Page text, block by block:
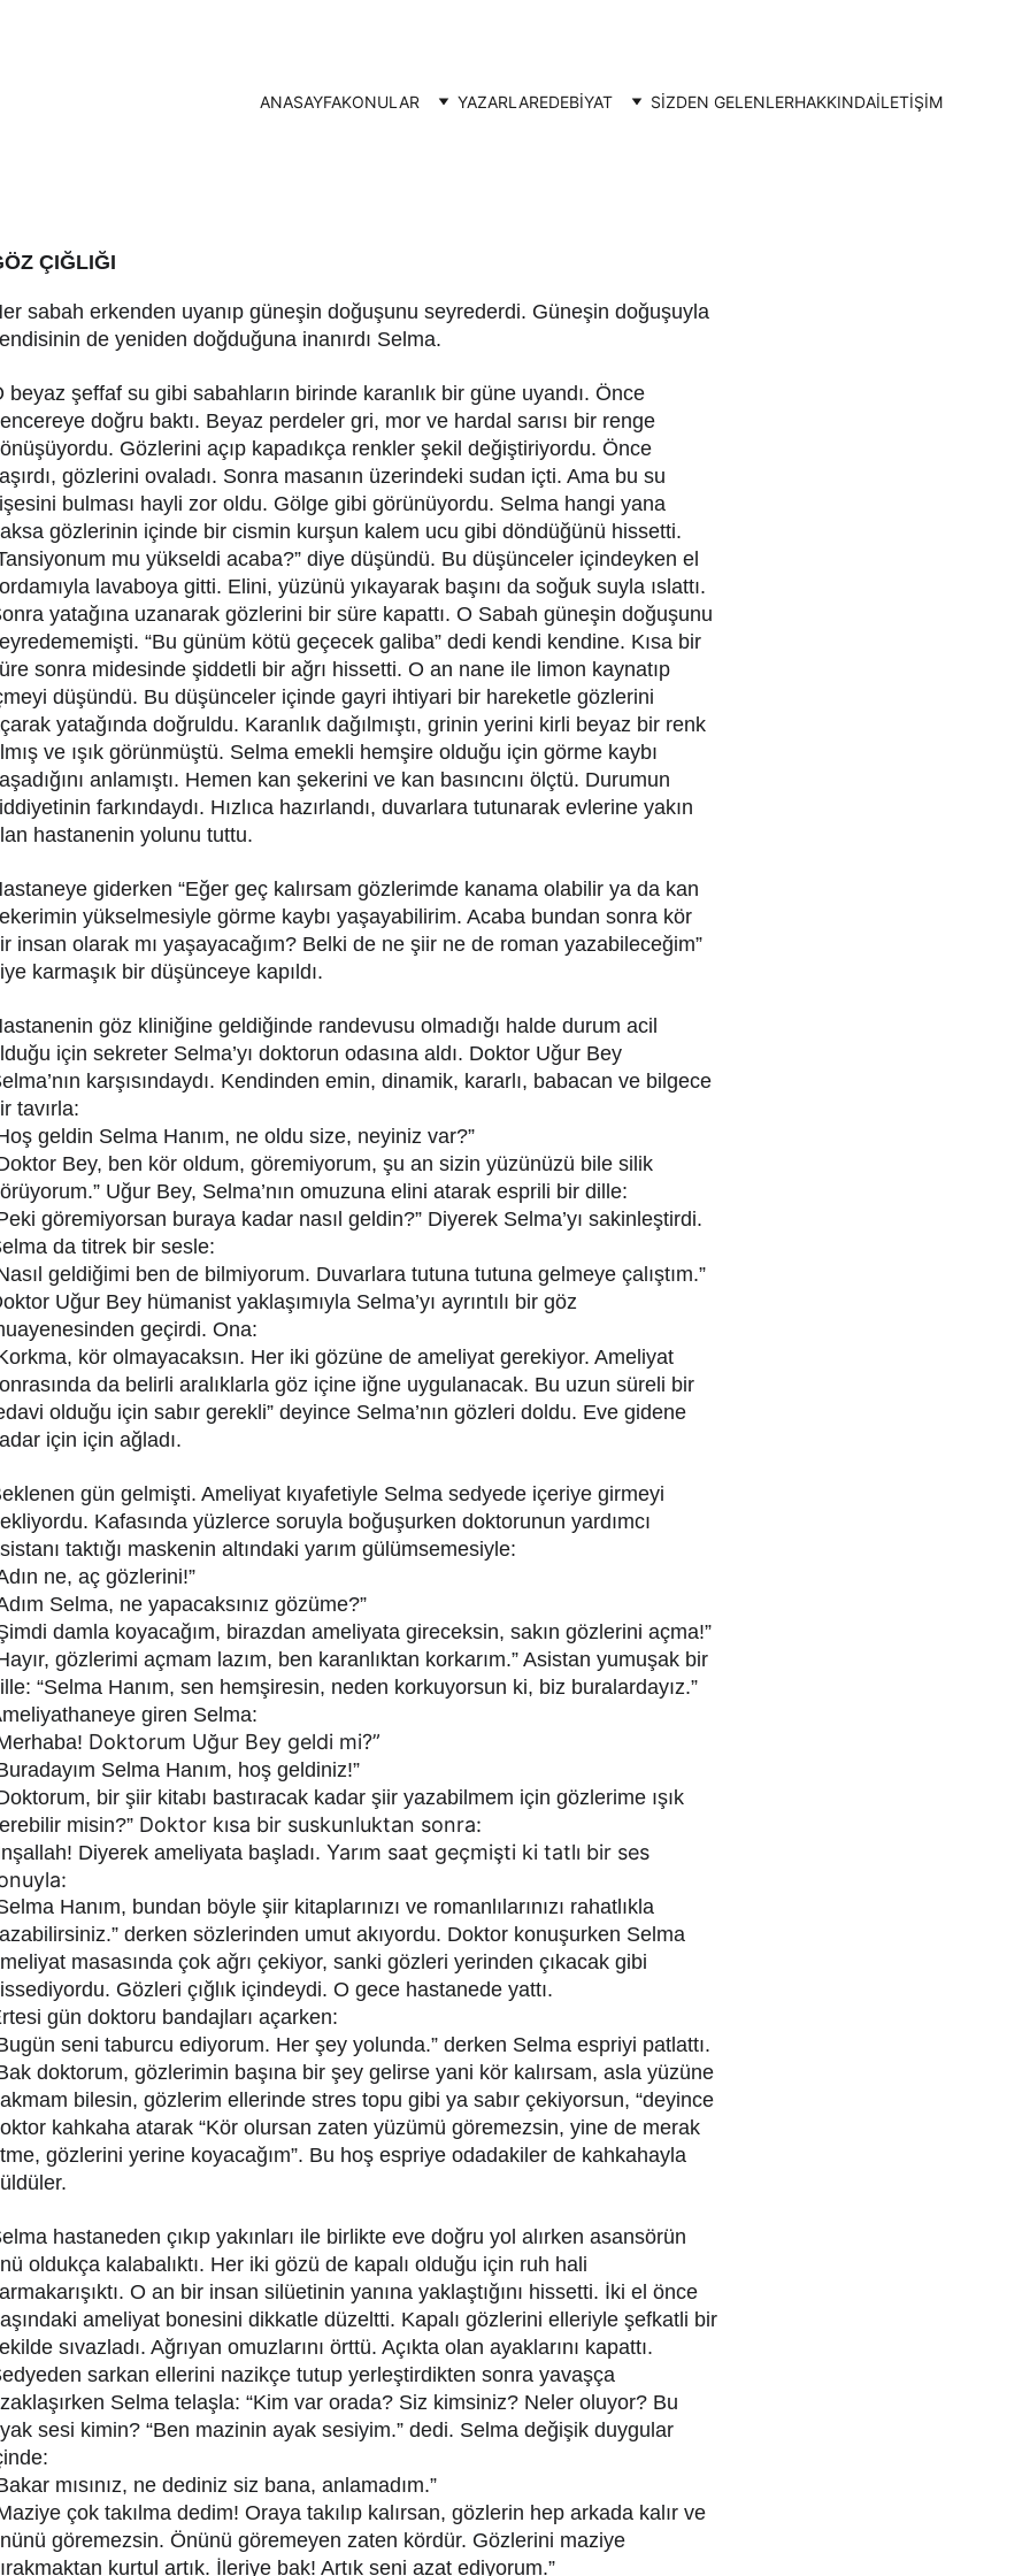
ANASAYFAKONULAR YAZARLAREDEBİYAT SİZDEN GELENLERHAKKINDAİLETIŞIM
ÇIĞLIĞI
sabah erkenden uyanıp güneşin doğuşunu seyrederdi. Güneşin doğuşuyla
de yeniden doğduğuna inanırdı Selma.
beyaz şeffaf su gibi sabahların birinde karanlık bir güne uyandı. Önce
doğru baktı. Beyaz perdeler gri, mor ve hardal sarısı bir renge
Gözlerini açıp kapadıkça renkler şekil değiştiriyordu. Önce
gözlerini ovaladı. Sonra masanın üzerindeki sudan içti. Ama bu su
bulması hayli zor oldu. Gölge gibi görünüyordu. Selma hangi yana
gözlerinin içinde bir cismin kurşun kalem ucu gibi döndüğünü hissetti.
mu yükseldi acaba?” diye düşündü. Bu düşünceler içindeyken el
lavaboya gitti. Elini, yüzünü yıkayarak başını da soğuk suyla ıslattı.
yatağına uzanarak gözlerini bir süre kapattı. O Sabah güneşin doğuşunu
“Bu günüm kötü geçecek galiba” dedi kendi kendine. Kısa bir
sonra midesinde şiddetli bir ağrı hissetti. O an nane ile limon kaynatıp
düşündü. Bu düşünceler içinde gayri ihtiyari bir hareketle gözlerini
yatağında doğruldu. Karanlık dağılmıştı, grinin yerini kirli beyaz bir renk
ve ışık görünmüştü. Selma emekli hemşire olduğu için görme kaybı
anlamıştı. Hemen kan şekerini ve kan basıncını ölçtü. Durumun
farkındaydı. Hızlıca hazırlandı, duvarlara tutunarak evlerine yakın
hastanenin yolunu tuttu.
giderken “Eğer geç kalırsam gözlerimde kanama olabilir ya da kan
yükselmesiyle görme kaybı yaşayabilirim. Acaba bundan sonra kör
insan olarak mı yaşayacağım? Belki de ne şiir ne de roman yazabileceğim”
karmaşık bir düşünceye kapıldı.
göz kliniğine geldiğinde randevusu olmadığı halde durum acil
için sekreter Selma’yı doktorun odasına aldı. Doktor Uğur Bey
karşısındaydı. Kendinden emin, dinamik, kararlı, babacan ve bilgece
tavırla:
geldin Selma Hanım, ne oldu size, neyiniz var?”
Bey, ben kör oldum, göremiyorum, şu an sizin yüzünüzü bile silik
Uğur Bey, Selma’nın omuzuna elini atarak esprili bir dille:
göremiyorsan buraya kadar nasıl geldin?” Diyerek Selma’yı sakinleştirdi.
da titrek bir sesle:
geldiğimi ben de bilmiyorum. Duvarlara tutuna tutuna gelmeye çalıştım.”
Uğur Bey hümanist yaklaşımıyla Selma’yı ayrıntılı bir göz
geçirdi. Ona:
kör olmayacaksın. Her iki gözüne de ameliyat gerekiyor. Ameliyat
da belirli aralıklarla göz içine iğne uygulanacak. Bu uzun süreli bir
olduğu için sabır gerekli” deyince Selma’nın gözleri doldu. Eve gidene
için için ağladı.
gün gelmişti. Ameliyat kıyafetiyle Selma sedyede içeriye girmeyi
Kafasında yüzlerce soruyla boğuşurken doktorunun yardımcı
taktığı maskenin altındaki yarım gülümsemesiyle:
ne, aç gözlerini!”
Selma, ne yapacaksınız gözüme?”
damla koyacağım, birazdan ameliyata gireceksin, sakın gözlerini açma!”
gözlerimi açmam lazım, ben karanlıktan korkarım.” Asistan yumuşak bir
“Selma Hanım, sen hemşiresin, neden korkuyorsun ki, biz buralardayız.”
giren Selma:
Doktorum Uğur Bey geldi mi?”
Selma Hanım, hoş geldiniz!”
bir şiir kitabı bastıracak kadar şiir yazabilmem için gözlerime ışık
misin?” Doktor kısa bir suskunluktan sonra:
Diyerek ameliyata başladı. Yarım saat geçmişti ki tatlı bir ses
Hanım, bundan böyle şiir kitaplarınızı ve romanlılarınızı rahatlıkla
derken sözlerinden umut akıyordu. Doktor konuşurken Selma
masasında çok ağrı çekiyor, sanki gözleri yerinden çıkacak gibi
Gözleri çığlık içindeydi. O gece hastanede yattı.
gün doktoru bandajları açarken:
seni taburcu ediyorum. Her şey yolunda.” derken Selma espriyi patlattı.
doktorum, gözlerimin başına bir şey gelirse yani kör kalırsam, asla yüzüne
bilesin, gözlerim ellerinde stres topu gibi ya sabır çekiyorsun, “deyince
kahkaha atarak “Kör olursan zaten yüzümü göremezsin, yine de merak
gözlerini yerine koyacağım”. Bu hoş espriye odadakiler de kahkahayla
hastaneden çıkıp yakınları ile birlikte eve doğru yol alırken asansörün
oldukça kalabalıktı. Her iki gözü de kapalı olduğu için ruh hali
O an bir insan silüetinin yanına yaklaştığını hissetti. İki el önce
ameliyat bonesini dikkatle düzeltti. Kapalı gözlerini elleriyle şefkatli bir
sıvazladı. Ağrıyan omuzlarını örttü. Açıkta olan ayaklarını kapattı.
sarkan ellerini nazikçe tutup yerleştirdikten sonra yavaşça
Selma telaşla: “Kim var orada? Siz kimsiniz? Neler oluyor? Bu
sesi kimin? “Ben mazinin ayak sesiyim.” dedi. Selma değişik duygular
mısınız, ne dediniz siz bana, anlamadım.”
çok takılma dedim! Oraya takılıp kalırsan, gözlerin hep arkada kalır ve
göremezsin. Önünü göremeyen zaten kördür. Gözlerini maziye
kurtul artık. İleriye bak! Artık seni azat ediyorum.”